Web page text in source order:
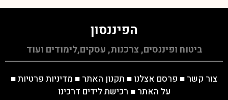
הפיננסון
ביטוח ופיננסים, צרכנות, עסקים,לימודים ועוד
צור קשר ■ פרסם אצלנו ■ תקנון האתר ■ מדיניות פרטיות■
על האתר ■ רכישת לידים דרכינו